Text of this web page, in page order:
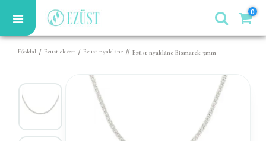
0
Főoldal / Ezüst ékszer / Ezüst nyaklánc // Ezüst nyaklánc Bismarck 3mm